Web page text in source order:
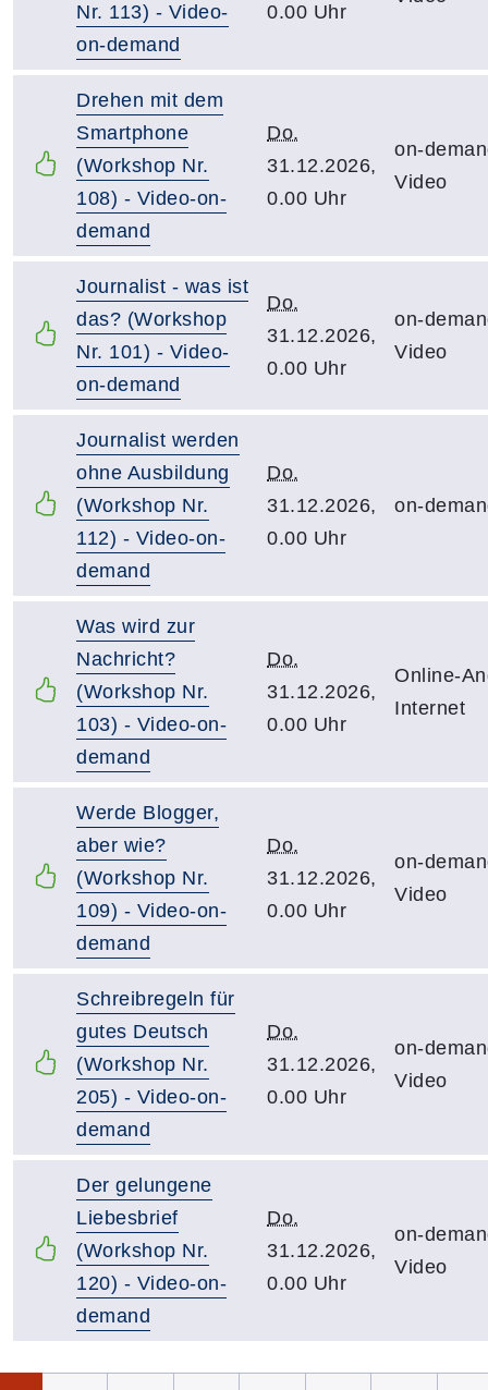
Nr. 113) - Video-
on-demand
0.00 Uhr
Drehen mit dem
Smartphone
(Workshop Nr.
108) - Video-on-
demand
Do.
31.12.2026,
0.00 Uhr
on-
Video
Journalist - was ist
das? (Workshop
Nr. 101) - Video-
on-demand
Do.
31.12.2026,
0.00 Uhr
on-
Video
Journalist werden
ohne Ausbildung
(Workshop Nr.
112) - Video-on-
demand
Do.
31.12.2026,
0.00 Uhr
on-
Was wird zur
Nachricht?
(Workshop Nr.
103) - Video-on-
demand
Do.
31.12.2026,
0.00 Uhr
Online-
Internet
Werde Blogger,
aber wie?
(Workshop Nr.
109) - Video-on-
demand
Do.
31.12.2026,
0.00 Uhr
on-
Video
Schreibregeln für
gutes Deutsch
(Workshop Nr.
205) - Video-on-
demand
Do.
31.12.2026,
0.00 Uhr
on-
Video
Der gelungene
Liebesbrief
(Workshop Nr.
120) - Video-on-
demand
Do.
31.12.2026,
0.00 Uhr
on-
Video